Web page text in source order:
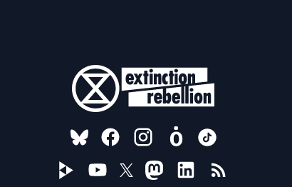
FOLLOW US ON